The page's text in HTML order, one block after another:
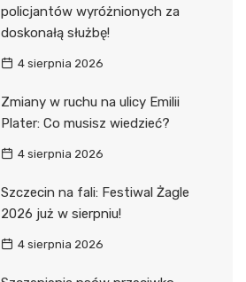
policjantów wyróżnionych za
doskonałą służbę!
4 sierpnia 2026
Zmiany w ruchu na ulicy Emilii
Plater: Co musisz wiedzieć?
4 sierpnia 2026
Szczecin na fali: Festiwal Żagle
2026 już w sierpniu!
4 sierpnia 2026